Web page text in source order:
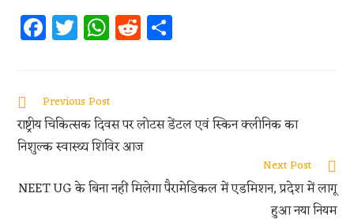
Fa
ce
oo
k
T
w
er
W
h
s
A
p
p
R
e
t
Previous Post
राष्ट्रीय चिकित्सक दिवस पर लोटस डेंटल एवं स्किन क्लीनिक का
निशुल्क स्वास्थ्य शिविर आज
Next Post
NEET UG के बिना नहीं मिलेगा पैरामेडिकल में एडमिशन, प्रदेश में लागू
हुआ नया नियम